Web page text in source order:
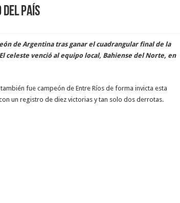
del país
de Argentina tras ganar el cuadrangular final de la
celeste venció al equipo local, Bahiense del Norte, en
fue campeón de Entre Ríos de forma invicta esta
un registro de diez victorias y tan solo dos derrotas.